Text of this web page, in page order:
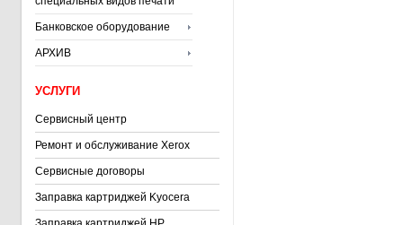
Банковское оборудование
АРХИВ
УСЛУГИ
Сервисный центр
Ремонт и обслуживание Xerox
Сервисные договоры
Заправка картриджей Kyocera